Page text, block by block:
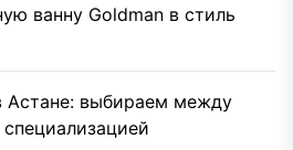
ванну Goldman в стиль
Астане: выбираем между